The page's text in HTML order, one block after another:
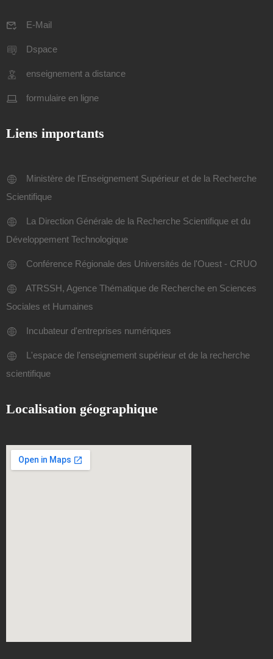
E-Mail
Dspace
enseignement a distance
formulaire en ligne
Liens importants
Ministère de l'Enseignement Supérieur et de la Recherche
Scientifique
La Direction Générale de la Recherche Scientifique et du
Développement Technologique
Conférence Régionale des Universités de l'Ouest - CRUO
ATRSSH, Agence Thématique de Recherche en Sciences
Sociales et Humaines
Incubateur d'entreprises numériques
L'espace de l'enseignement supérieur et de la recherche
scientifique
Localisation géographique